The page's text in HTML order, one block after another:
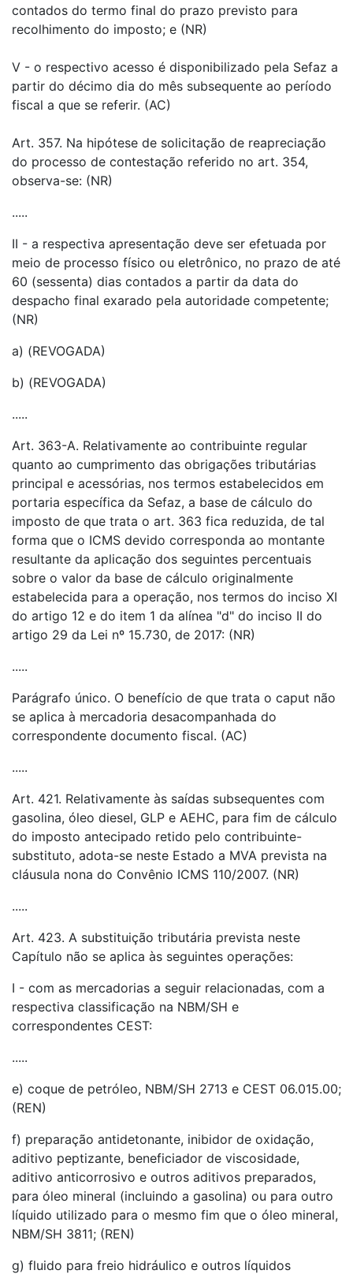
contados do termo final do prazo previsto para
recolhimento do imposto; e (NR)
V - o respectivo acesso é disponibilizado pela Sefaz a
partir do décimo dia do mês subsequente ao período
fiscal a que se referir. (AC)
Art. 357. Na hipótese de solicitação de reapreciação
do processo de contestação referido no art. 354,
observa-se: (NR)
.....
II - a respectiva apresentação deve ser efetuada por
meio de processo físico ou eletrônico, no prazo de até
60 (sessenta) dias contados a partir da data do
despacho final exarado pela autoridade competente;
(NR)
a) (REVOGADA)
b) (REVOGADA)
.....
Art. 363-A. Relativamente ao contribuinte regular
quanto ao cumprimento das obrigações tributárias
principal e acessórias, nos termos estabelecidos em
portaria específica da Sefaz, a base de cálculo do
imposto de que trata o art. 363 fica reduzida, de tal
forma que o ICMS devido corresponda ao montante
resultante da aplicação dos seguintes percentuais
sobre o valor da base de cálculo originalmente
estabelecida para a operação, nos termos do inciso XI
do artigo 12 e do item 1 da alínea "d" do inciso II do
artigo 29 da Lei nº 15.730, de 2017: (NR)
.....
Parágrafo único. O benefício de que trata o caput não
se aplica à mercadoria desacompanhada do
correspondente documento fiscal. (AC)
.....
Art. 421. Relativamente às saídas subsequentes com
gasolina, óleo diesel, GLP e AEHC, para fim de cálculo
do imposto antecipado retido pelo contribuinte-
substituto, adota-se neste Estado a MVA prevista na
cláusula nona do Convênio ICMS 110/2007. (NR)
.....
Art. 423. A substituição tributária prevista neste
Capítulo não se aplica às seguintes operações:
I - com as mercadorias a seguir relacionadas, com a
respectiva classificação na NBM/SH e
correspondentes CEST:
.....
e) coque de petróleo, NBM/SH 2713 e CEST 06.015.00;
(REN)
f) preparação antidetonante, inibidor de oxidação,
aditivo peptizante, beneficiador de viscosidade,
aditivo anticorrosivo e outros aditivos preparados,
para óleo mineral (incluindo a gasolina) ou para outro
líquido utilizado para o mesmo fim que o óleo mineral,
NBM/SH 3811; (REN)
g) fluido para freio hidráulico e outros líquidos